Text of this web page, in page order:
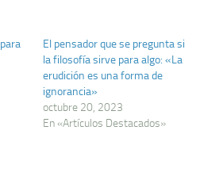
El pensador que se pregunta si
la filosofía sirve para algo: «La
erudición es una forma de
ignorancia»
octubre 20, 2023
En «Artículos Destacados»